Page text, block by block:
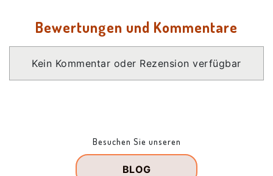
Bewertungen und Kommentare
Kein Kommentar oder Rezension verfügbar
Besuchen Sie unseren
BLOG